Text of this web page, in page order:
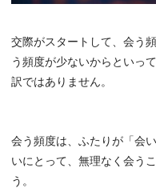
交際がスタートして、会う
う頻度が少ないからといっ
訳ではありません。
会う頻度は、ふたりが「会
いにとって、無理なく会う
う。